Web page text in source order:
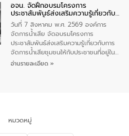
วิศวกร ให้การต้อนรับ และบรรยายให้ความ
รู้
อจน. จัดฝึกอบรมโครงการ
ประชาสัมพันธ์ส่งเสริมความรู้เกี่ยวกับ
การจัดการน้ำเสีย
วันที่ 7 สิงหาคม พ.ศ. 2569 องค์การ
จัดการน้ำเสีย จัดอบรมโครงการ
ประชาสัมพันธ์ส่งเสริมความรู้เกี่ยวกับการ
จัดการน้ำเสียชุมชนให้กับประชาชนที่อยู่ใน
เขตพื้นที่เทศบาลเมืองอุทัยธานี จำนวน 100
อ่านรายละเอียด »
หมวดหมู่